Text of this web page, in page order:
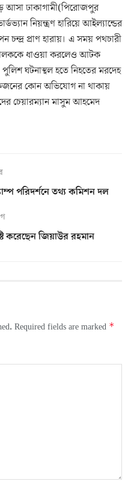
আসা ঢাকাগামী(পিরোজপুর
নিয়ন্ত্রণ হারিয়ে আইল্যান্ডের
চন্দ্র প্রাণ হারায়। এ সময় পথচারী
ধাওয়া করলেও আটক
ঘটনাস্থল হতে নিহতের মরদেহ
কোন অভিযোগ না থাকায়
চেয়ারম্যান মাসুম আহমেদ
পরিদর্শনে তথ্য কমিশন দল
করেছেন জিয়াউর রহমান
Required fields are marked *